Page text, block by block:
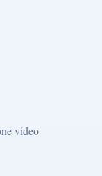
video